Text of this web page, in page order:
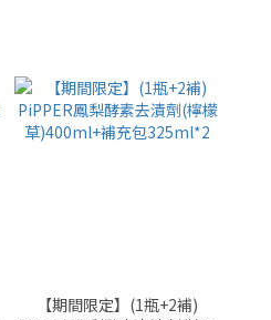
【期間限定】(1瓶+2補)